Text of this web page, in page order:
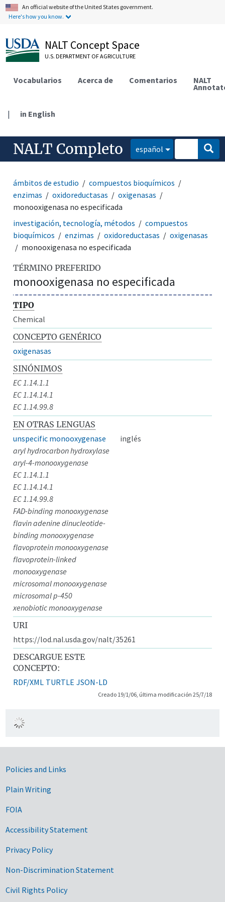
An official website of the United States government.
Here's how you know.
NALT Concept Space
U.S. DEPARTMENT OF AGRICULTURE
Vocabularios Acerca de Comentarios NALT
| in English
NALT Completo español
ámbitos de estudio
compuestos bioquímicos
enzimas
oxidoreductasas
oxigenasas
monooxigenasa no especificada
investigación, tecnología, métodos
compuestos
bioquímicos
enzimas oxidoreductasas
oxigenasas
monooxigenasa no especificada
TÉRMINO PREFERIDO
monooxigenasa no especificada
TIPO
Chemical
CONCEPTO GENÉRICO
oxigenasas
SINÓNIMOS
EC 1.14.1.1
EC 1.14.14.1
EC 1.14.99.8
EN OTRAS LENGUAS
unspecific monooxygenase
inglés
aryl hydrocarbon hydroxylase
aryl-4-monooxygenase
EC 1.14.1.1
EC 1.14.14.1
EC 1.14.99.8
FAD-binding monooxygenase
flavin adenine dinucleotide-
binding monooxygenase
flavoprotein monooxygenase
flavoprotein-linked
monooxygenase
microsomal monooxygenase
microsomal p-450
xenobiotic monooxygenase
URI
https://lod.nal.usda.gov/nalt/35261
DESCARGUE ESTE
CONCEPTO:
RDF/XML TURTLE JSON-LD
Creado 19/1/06, última modificación 25/7/18
Government Links
Policies and Links
Plain Writing
FOIA
Accessibility Statement
Privacy Policy
Non-Discrimination Statement
Civil Rights Policy